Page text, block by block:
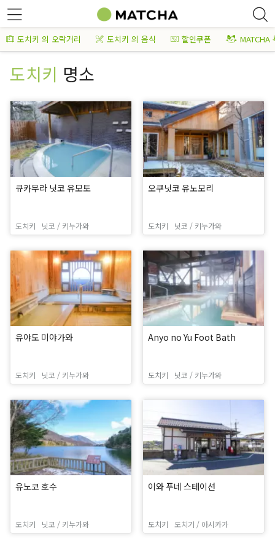
도치키 의 오락거리 도치키 의 음식 할인쿠폰 MATCHA
도치키 명소
큐카무라 닛코 유모토
도치키 닛코 / 키누가와
오쿠닛코 유노모리
도치키 닛코 / 키누가와
유야도 미야가와
도치키 닛코 / 키누가와
Anyo no Yu Foot Bath
도치키 닛코 / 키누가와
유노코 호수
도치키 닛코 / 키누가와
이와 푸네 스테이션
도치키 도치기 / 아시카가